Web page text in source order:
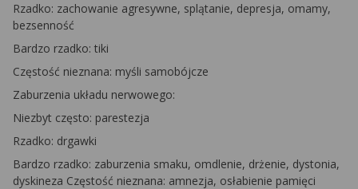
Rzadko: zachowanie agresywne, splątanie, depresja, omamy,
bezsenność
Bardzo rzadko: tiki
Częstość nieznana: myśli samobójcze
Zaburzenia układu nerwowego:
Niezbyt często: parestezja
Rzadko: drgawki
Bardzo rzadko: zaburzenia smaku, omdlenie, drżenie, dystonia,
dyskineza Częstość nieznana: amnezja, osłabienie pamięci